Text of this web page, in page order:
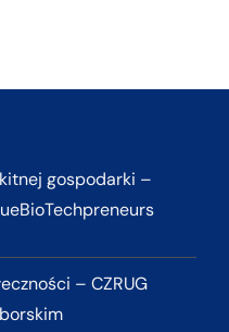
gospodarki –
– CZRUG